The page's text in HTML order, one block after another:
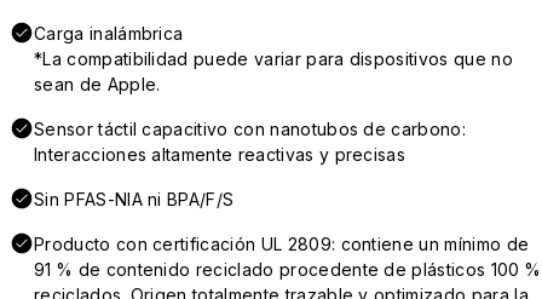
Carga inalámbrica
*La compatibilidad puede variar para dispositivos que no
sean de Apple.
Sensor táctil capacitivo con nanotubos de carbono:
Interacciones altamente reactivas y precisas
Sin PFAS-NIA ni BPA/F/S
Producto con certificación UL 2809: contiene un mínimo de
91 % de contenido reciclado procedente de plásticos 100 %
reciclados. Origen totalmente trazable y optimizado para la